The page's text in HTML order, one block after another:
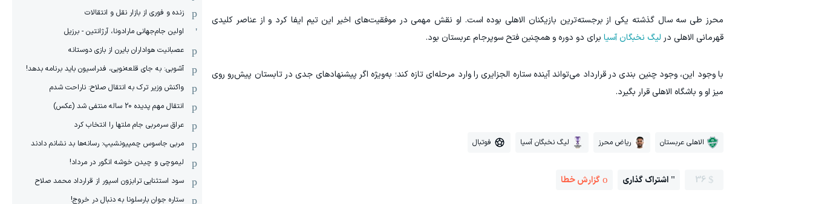
محرز طی سه سال گذشته یکی از برجسته‌ترین بازیکنان الاهلی بوده است. او نقش مهمی در موفقیت‌های اخیر این تیم ایفا کرد و از عناصر کلیدی
قهرمانی الاهلی در لیگ نخبگان آسیا برای دو دوره و همچنین فتح سوپرجام عربستان بود.
با وجود این، وجود چنین بندی در قرارداد می‌تواند آینده ستاره الجزایری را وارد مرحله‌ای تازه کند؛ به‌ویژه اگر پیشنهادهای جدی در تابستان پیش‌رو روی
میز او و باشگاه الاهلی قرار بگیرد.
الاهلی عربستان ریاض محرز لیگ نخبگان آسیا فوتبال
36 اشتراک گذاری گزارش خطا
زنده و فوری از بازار نقل و انتقالات
اولین جام‌جهانی مارادونا، آرژانتین - برزیل
عصبانیت هواداران بایرن از بازی دوستانه
آشوبی: به جای قلعه‌نویی، فدراسیون باید برنامه بدهد!
واکنش وزیر ترک به انتقال صلاح: ناراحت شدم
انتقال مهم پدیده 20 ساله منتفی شد (عکس)
عراق سرمربی جام ملتها را انتخاب کرد
مربی جاسوس چمپیونشیپ: رسانه‌ها بد نشانم دادند
لیموچی و چیدن خوشه انگور در مرداد!
سود استثنایی ترابزون اسپور از قرارداد محمد صلاح
ستاره جوان بارسلونا به دنبال در خروج!